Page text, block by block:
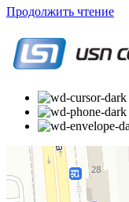
Продолжить чтение